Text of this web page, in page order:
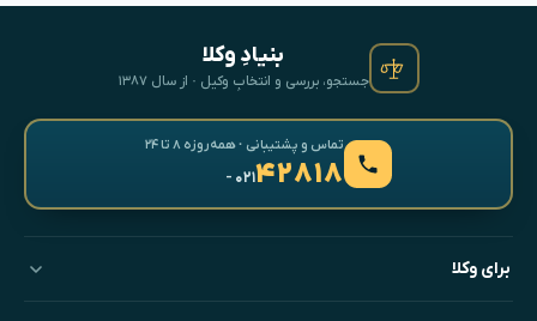
بنیادِ وکلا
جستجو، بررسی و انتخابِ وکیل · از سال ۱۳۸۷
تماس و پشتیبانی · همه‌روزه ۸ تا ۲۴
۴۲۸۱۸- ۰۲۱
برای وکلا